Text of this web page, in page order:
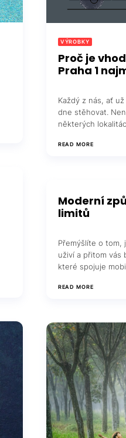
VÝROBKY
Proč je
Praha 1
Každý z nás, ať
dne stěhovat.
některých
READ MORE
Moderní
limitů
Přemýšlíte o tom,
uživí a přitom vás
které spojuje
READ MORE